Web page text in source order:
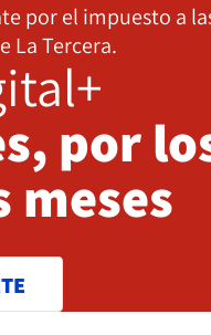
por el impuesto a
La Tercera.
por
meses